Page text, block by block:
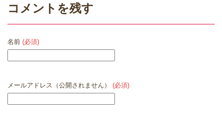
コメントを残す
名前 (必須)
メールアドレス（公開されません） (必須)